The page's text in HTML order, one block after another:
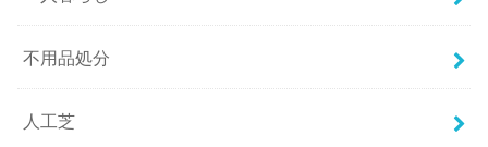
不用品処分
人工芝